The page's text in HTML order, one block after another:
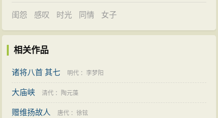
闺怨 感叹 时光 同情 女子
相关作品
诸将八首 其七 明代 ：李梦阳
大庙峡 清代 ： 陶元藻
赠维扬故人 唐代 ：徐铉